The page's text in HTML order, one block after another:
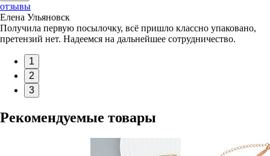
отзывы
Елена Ульяновск
Получила первую посылочку, всё пришло классно упаковано,
претензий нет. Надеемся на дальнейшее сотрудничество.
1
2
3
Рекомендуемые товары